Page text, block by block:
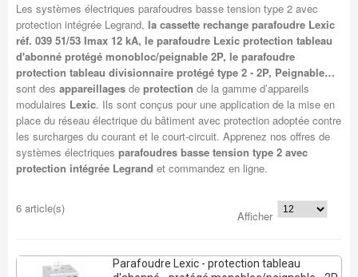
Les systèmes électriques parafoudres basse tension type 2 avec
protection intégrée Legrand, la cassette rechange parafoudre Lexic
réf. 039 51/53 Imax 12 kA, le parafoudre Lexic protection tableau
d'abonné protégé monobloc/peignable 2P, le parafoudre
protection tableau divisionnaire protégé type 2 - 2P, Peignable…
sont des appareillagesde protection de la gamme d’appareils
modulaires Lexic. Ils sont conçus pour une application de la mise en
place du réseau électrique du bâtiment avec protection adoptée contre
les surcharges du courant et le court-circuit. Apprenez nos offres de
systèmes électriques parafoudres basse tension type 2 avec
protection intégrée Legrand et commandez en ligne.
6 article(s)
Afficher
Parafoudre Lexic - protection tableau